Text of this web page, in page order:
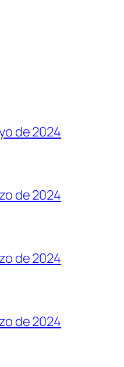
de 2024
de 2024
de 2024
de 2024